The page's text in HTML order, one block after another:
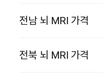
전남 뇌 MRI 가격
전북 뇌 MRI 가격